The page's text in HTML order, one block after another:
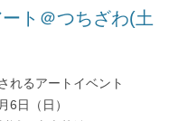
ト＠つちざわ(土
れるアートイベント
6日（日）